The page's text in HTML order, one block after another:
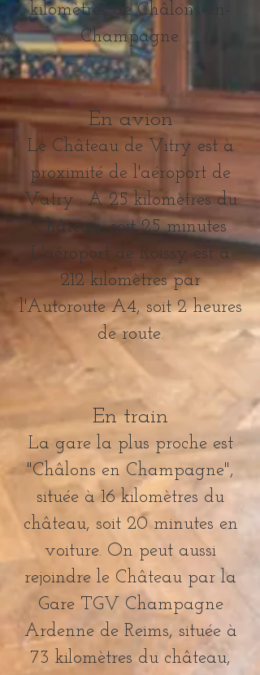
kilomètres de Châlons-en-
Champagne.
En avion
Le Château de Vitry est à
proximité de l'aéroport de
Vatry : A 25 kilomètres du
Château, soit 25 minutes
L'aéroport de Roissy est à
212 kilomètres par
l'Autoroute A4, soit 2 heures
de route.
En train
La gare la plus proche est
"Châlons en Champagne",
située à 16 kilomètres du
château, soit 20 minutes en
voiture. On peut aussi
rejoindre le Château par la
Gare TGV Champagne
Ardenne de Reims, située à
73 kilomètres du château,